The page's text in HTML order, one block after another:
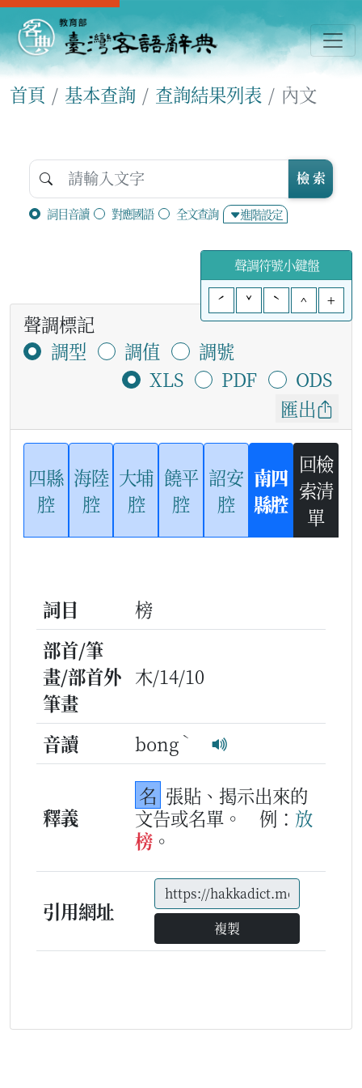
首頁 基本查詢 查詢結果列表 內文
詞目音讀 對應國語 全文查詢 進階設定
檢 索
聲調符號小鍵盤
ˊ
ˇ ˋ ^ +
聲調標記
調型
調值
調號
XLS
PDF
ODS
匯出
四縣
腔
海陸
腔
大埔
腔
饒平
腔
詔安
腔
南四
縣腔
回檢
索清
單
詞目
榜
部首/筆
畫/部首外
筆畫
木/14/10
音讀 bong ˋ
釋義
名 張貼、揭示出來的
文告或名單。
例： 放
榜 。
引用網址
複製